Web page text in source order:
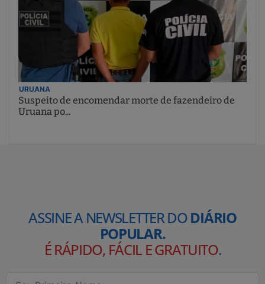
URUANA
Suspeito de encomendar morte de fazendeiro de
Uruana po...
ASSINE A NEWSLETTER DODIÁRIO
POPULAR.
É RÁPIDO, FÁCIL E GRATUITO.